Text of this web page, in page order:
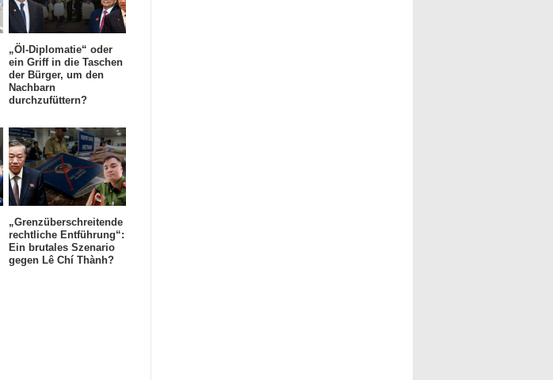
„Öl-Diplomatie“ oder
ein Griff in die Taschen
der Bürger, um den
Nachbarn
durchzufüttern?
„Grenzüberschreitende
rechtliche Entführung“:
Ein brutales Szenario
gegen Lê Chí Thành?